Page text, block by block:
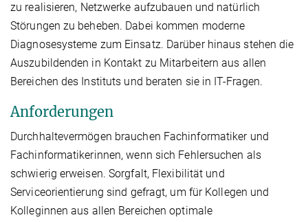
zu realisieren, Netzwerke aufzubauen und natürlich
Störungen zu beheben. Dabei kommen moderne
Diagnosesysteme zum Einsatz. Darüber hinaus stehen die
Auszubildenden in Kontakt zu Mitarbeitern aus allen
Bereichen des Instituts und beraten sie in IT-Fragen.
Anforderungen
Durchhaltevermögen brauchen Fachinformatiker und
Fachinformatikerinnen, wenn sich Fehlersuchen als
schwierig erweisen. Sorgfalt, Flexibilität und
Serviceorientierung sind gefragt, um für Kollegen und
Kolleginnen aus allen Bereichen optimale